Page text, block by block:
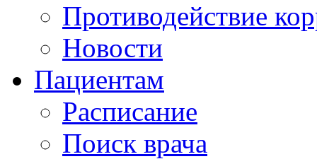
Противодействие
Новости
Пациентам
Расписание
Поиск врача